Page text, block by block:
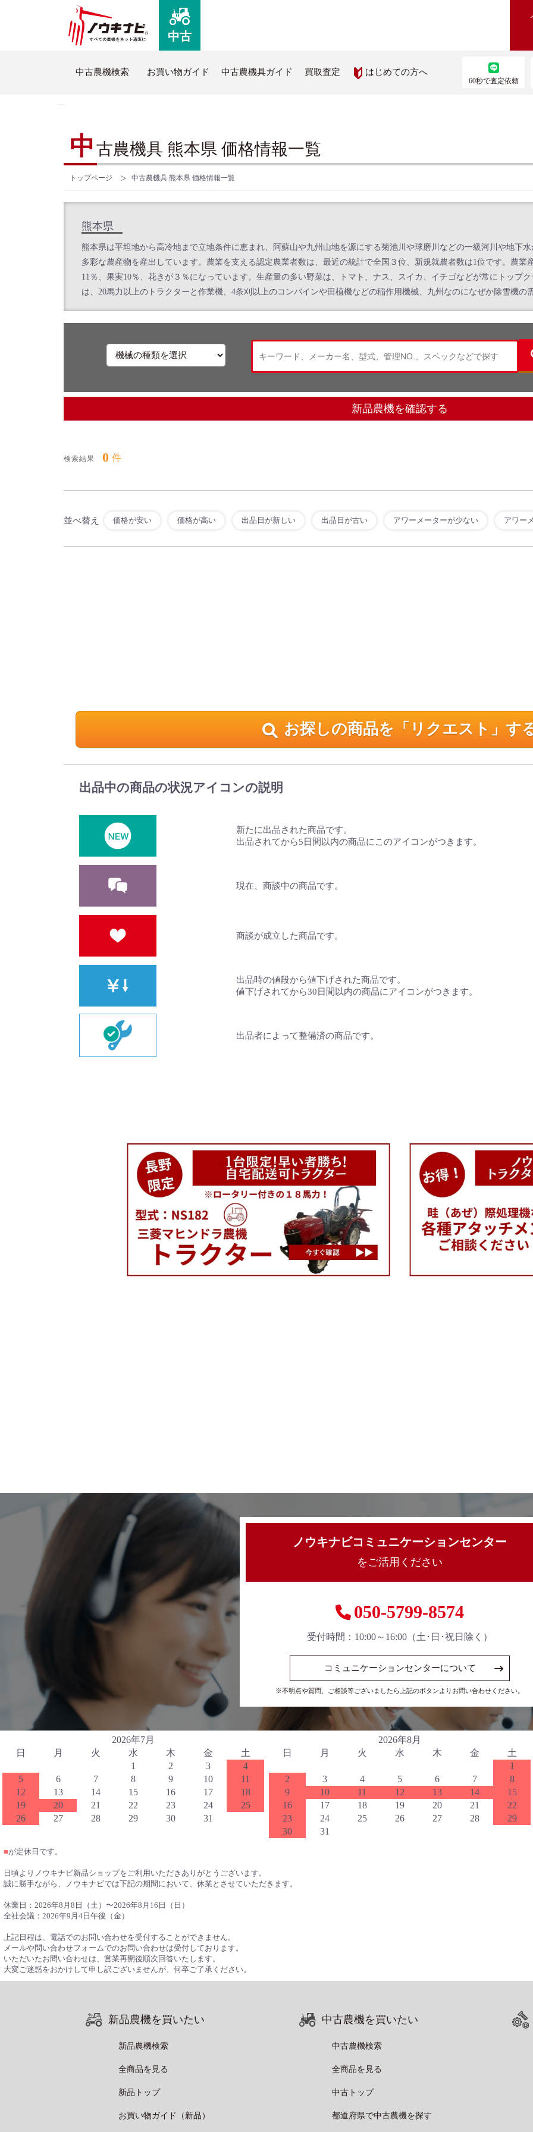
中古
はじめての方へ
コミュニケーションセンターについて
お問い合わせ
新品農機検索
中古農機検索 お買い物ガイド 中古農機具ガイド 買取査定 はじめての方へ
60秒で査定依頼
中古農機具 熊本県 価格情報一覧
トップページ 中古農機具 熊本県 価格情報一覧
熊本県
熊本県は平坦地から高冷地まで立地条件に恵まれ、阿蘇山や九州山地を源にする菊池川や球磨川などの一級河川や地下
多彩な農産物を産出しています。農業を支える認定農業者数は、最近の統計で全国３位、新規就農者数は1位です。農業
11％、果実10％、花きが３％になっています。生産量の多い野菜は、トマト、ナス、スイカ、イチゴなどが常にトップ
は、20馬力以上のトラクターと作業機、4条刈以上のコンバインや田植機などの稲作用機械、九州なのになぜか除雪機の
新品農機を確認する
検索結果 0 件
並べ替え 価格が安い 価格が高い 出品日が新しい 出品日が古い アワーメーターが少ない アワー
お探しの商品を「リクエスト」す
出品中の商品の状況アイコンの説明
新たに出品された商品です。
出品されてから5日間以内の商品にこのアイコンがつきます。
現在、商談中の商品です。
商談が成立した商品です。
出品時の値段から値下げされた商品です。
値下げされてから30日間以内の商品にアイコンがつきます。
出品者によって整備済の商品です。
ノウキナビコミュニケーションセンター
をご活用ください
050-5799-8574
受付時間：10:00～16:00（土･日･祝日除く）
コミュニケーションセンターについて
※不明点や質問、ご相談等ございましたら上記のボタンよりお問い合わせください。
2026年7月
日
月 火 水 木 金
土
1
2 3
4
5
6 7 8 9 10
11
12
13 14 15 16 17
18
19
20 21 22 23 24
25
26
27 28 29 30 31
2026年8月
日
月 火 水 木 金
土
1
2
3 4 5 6 7
8
9
10 11 12 13 14
15
16
17 18 19 20 21
22
23
24 25 26 27 28
29
30
31
■が定休日です。
日頃よりノウキナビ新品ショップをご利用いただきありがとうございます。
誠に勝手ながら、ノウキナビでは下記の期間において、休業とさせていただきます。
休業日：2026年8月8日（土）〜2026年8月16日（日）
全社会議：2026年9月4日午後（金）
上記日程は、電話でのお問い合わせを受付することができません。
メールや問い合わせフォームでのお問い合わせは受付しております。
いただいたお問い合わせは、営業再開後順次回答いたします。
大変ご迷惑をおかけして申し訳ございませんが、何卒ご了承ください。
新品農機を買いたい
新品農機検索
全商品を見る
新品トップ
お買い物ガイド（新品）
中古農機を買いたい
中古農機検索
全商品を見る
中古トップ
都道府県で中古農機を探す